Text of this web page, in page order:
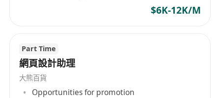
$6K-12K/M
Part Time
網頁設計助理
大熊百貨
Opportunities for promotion